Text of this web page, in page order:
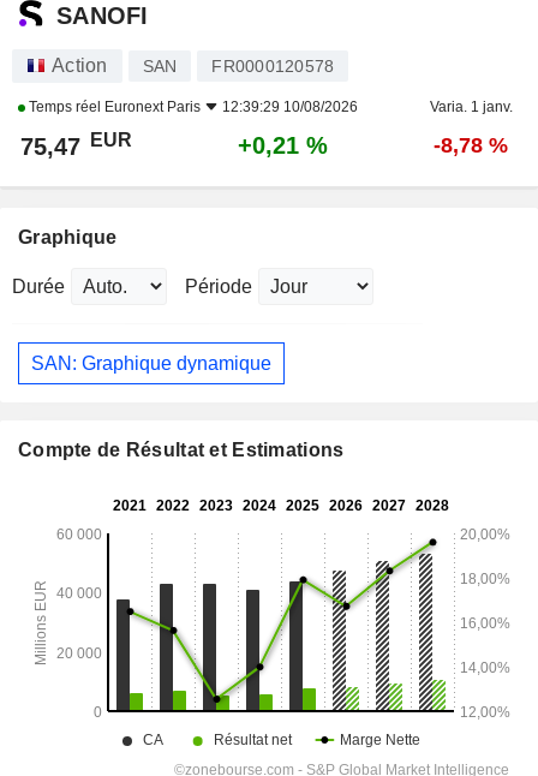
SANOFI
Action SAN FR0000120578
Temps réel Euronext Paris 12:39:29 10/08/2026 Varia. 1 janv.
75,47 EUR +0,21 % -8,78 %
Graphique
Durée Période
SAN: Graphique dynamique
Compte de Résultat et Estimations